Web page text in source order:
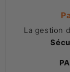
La gestion